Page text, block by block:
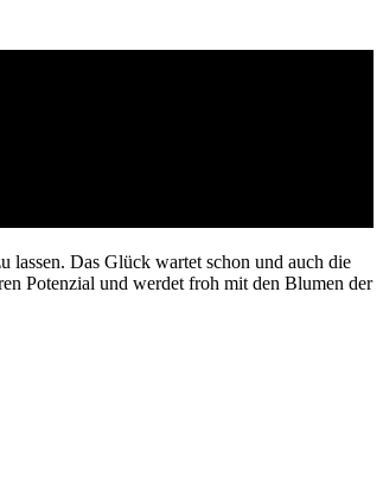
lassen. Das Glück wartet schon und auch die
Potenzial und werdet froh mit den Blumen der